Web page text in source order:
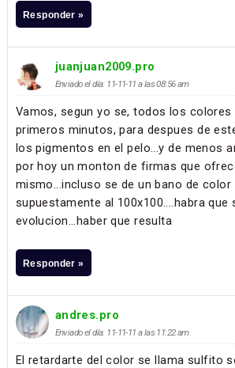
Responder »
juanjuan2009.pro
Enviado el día: 11-11-11 a las 08:56 am
Vamos, segun yo se, todos los
primeros minutos, para despues de
los pigmentos en el pelo...y de menos
por hoy un monton de firmas que
mismo...incluso se de un bano de color
supuestamente al 100x100....habra que
evolucion...haber que resulta
Responder »
andres.pro
Enviado el día: 11-11-11 a las 11:22 am
El retardarte del color se llama sulfito